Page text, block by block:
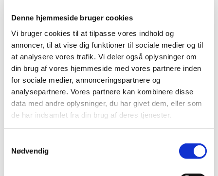
Denne hjemmeside bruger cookies
Vi bruger cookies til at tilpasse vores indhold og
annoncer, til at vise dig funktioner til sociale medier og til
at analysere vores trafik. Vi deler også oplysninger om
din brug af vores hjemmeside med vores partnere inden
for sociale medier, annonceringspartnere og
analysepartnere. Vores partnere kan kombinere disse
data med andre oplysninger, du har givet dem, eller som
de har indsamlet fra din brug af deres tjenester.
Nødvendig
Du vil måske også kunne
lide...